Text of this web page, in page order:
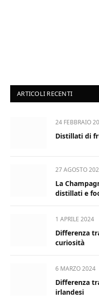
ARTICOLI RECENTI
24 FEBBRAIO
Distillati di
27 AGOSTO
La
distillati e
1 APRILE 2024
Differenza
curiosità
6 MARZO 2024
Differenza
irlandesi